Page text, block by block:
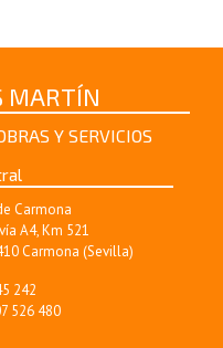
MARTÍN
Y SERVICIOS
Carmona
A4, Km 521
Carmona (Sevilla)
242
526 480